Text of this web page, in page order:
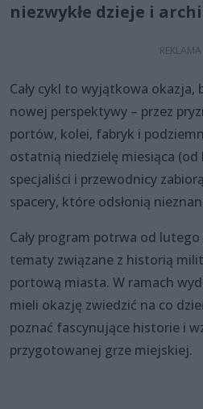
niezwykłe dzieje i
Cały cykl to wyjątkowa okazja,
nowej perspektywy – przez
portów, kolei, fabryk i
ostatnią niedzielę miesiąca
specjaliści i przewodnicy
spacery, które odsłonią
Cały program potrwa od
tematy związane z historią
portową miasta. W ramach
mieli okazję zwiedzić na co
poznać fascynujące historie i
przygotowanej grze miejskiej.